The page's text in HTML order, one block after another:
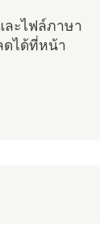
ละไฟล์ภาษา
ดได้ที่หน้า